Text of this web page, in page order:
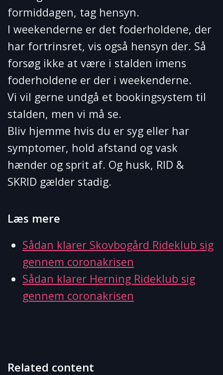
formiddagen, tag hensyn.
I weekenderne er det foderholdene, der
har fortrinsret, vis også hensyn der. Så
forsøg ikke at være i stalden imens
foderholdene er der i weekenderne.
Vi vil gerne undgå et bookingsystem til
stalden, men vi må se.
Bliv hjemme hvis du er syg eller har
symptomer, hold afstand og vask
hænder og sprit af. Og husk, RID &
SKRID gælder stadig.
Læs mere
Sådan klarer Skovbogård Rideklub sig
gennem coronakrisen
Sådan klarer Herning Rideklub sig
gennem coronakrisen
Related content